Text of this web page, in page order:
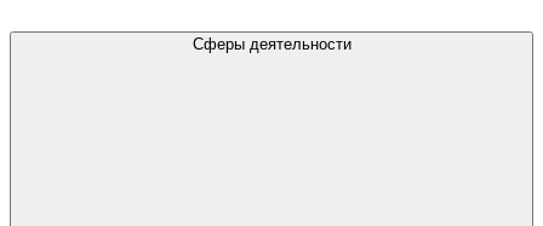
Сферы деятельности